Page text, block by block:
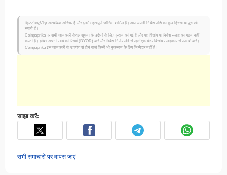
क्रिप्टोक्यूरेंसीज़ अत्यधिक अस्थिर हैं और इनमें महत्वपूर्ण जोखिम शामिल हैं। आप अपनी निवेश राशि का कुछ हिस्सा या पूरा खो
सकते हैं।
Coinpaprika पर सभी जानकारी केवल सूचना के उद्देश्यों के लिए प्रदान की गई है और यह वित्तीय या निवेश सलाह का गठन नहीं
करती है। हमेशा अपनी स्वयं की रिसर्च (DYOR) करें और निवेश निर्णय लेने से पहले एक योग्य वित्तीय सलाहकार से परामर्श करें।
Coinpaprika इस जानकारी के उपयोग से होने वाले किसी भी नुकसान के लिए जिम्मेदार नहीं है।
साझा करें:
सभी समाचारों पर वापस जाएं